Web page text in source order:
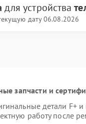
для устройства
дату 06.08.2026
запчасти и
детали F+
работу после